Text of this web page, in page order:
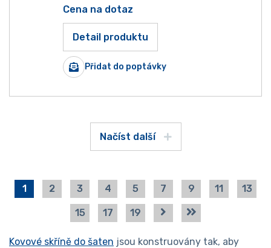
Cena na dotaz
Detail produktu
Přidat do poptávky
Načíst další
1 2 3 4 5 7 9 11 13
15 17 19
Kovové skříně do šaten jsou konstruovány tak, aby